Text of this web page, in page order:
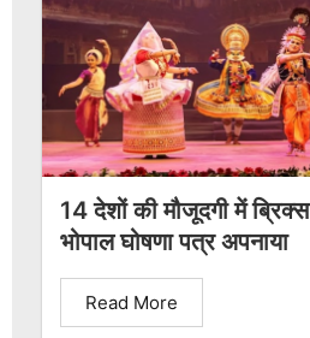
14 देशों की मौजूदगी में
भोपाल घोषणा पत्र अपनाया
Read More